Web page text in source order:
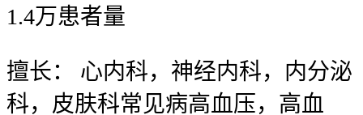
1.4万患者量
擅长：
心内科，神经内科，内分泌
科，皮肤科常见病高血压，高血